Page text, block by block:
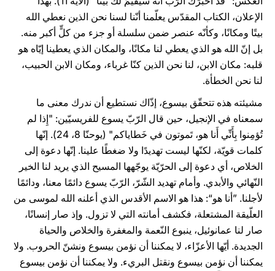
الإعلان، الكتاب المقدّس يعلّمنا أنّنا لسنا نحن الذين نعطي الله
بيتًا ومكانًا، وكأنّه عنصر ضمن سلسلة أو جزء من كلٍّ أكبر منه.
بل إنّ الله هو الذي يعطي لنا مكانًا، والمكان الذي يعطينا إيّاه هو
قلبه: مكان الابن، لنا نحن الذين كنّا غرباء، ومكان الابن الحبيب،
لنا نحن الخطأة.
مشيئته هذه تتحقّق بيسوع، إذّاك نستطيع أن ندرك معنى ما
سمعناه في الإنجيل، حين قال الرّبّ يسوع للفريسيّين: "إِذا لم
تُؤمِنوا بِأَنِّي أَنا هو، تَموتون في خَطاياكم" (يوحنّا 8، 24). إنّها
كلمات قويّة، لكنّها ليست تهديدًا ولا ضغطًا علينا. إنّها دعوة إلى
الخلاص، أي دعوة إلى الحرّيّة يوجّهها المسيح الذي يريد لنا الخير
النّهائي والأبدي. وأمام تهديد الشّرّ، الرّبّ يسوع دائمًا معنا، ودائمًا
لأجلنا. ”أنا هو“: هذا هو الاسم الأقدس الذي أعلنه الله لموسى من
العلّيقة المشتعلة، فكشف أمانته التي لا تزول. وإذ صار إنسانًا،
صار لنا عمانوئيل، ينبوع النّعمة والمغفرة والخلاص والحياة
الجديدة. أيّها الأعزّاء، لا يمكننا أن نؤمن بيسوع ونشنّ الحروب. ولا
يمكننا أن نؤمن بيسوع ونقتل البريء. ولا يمكننا أن نؤمن بيسوع